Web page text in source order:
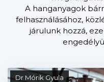
A hanganyagok
felhasználásához,
járulunk hozzá,
Dr Mórik Gyula